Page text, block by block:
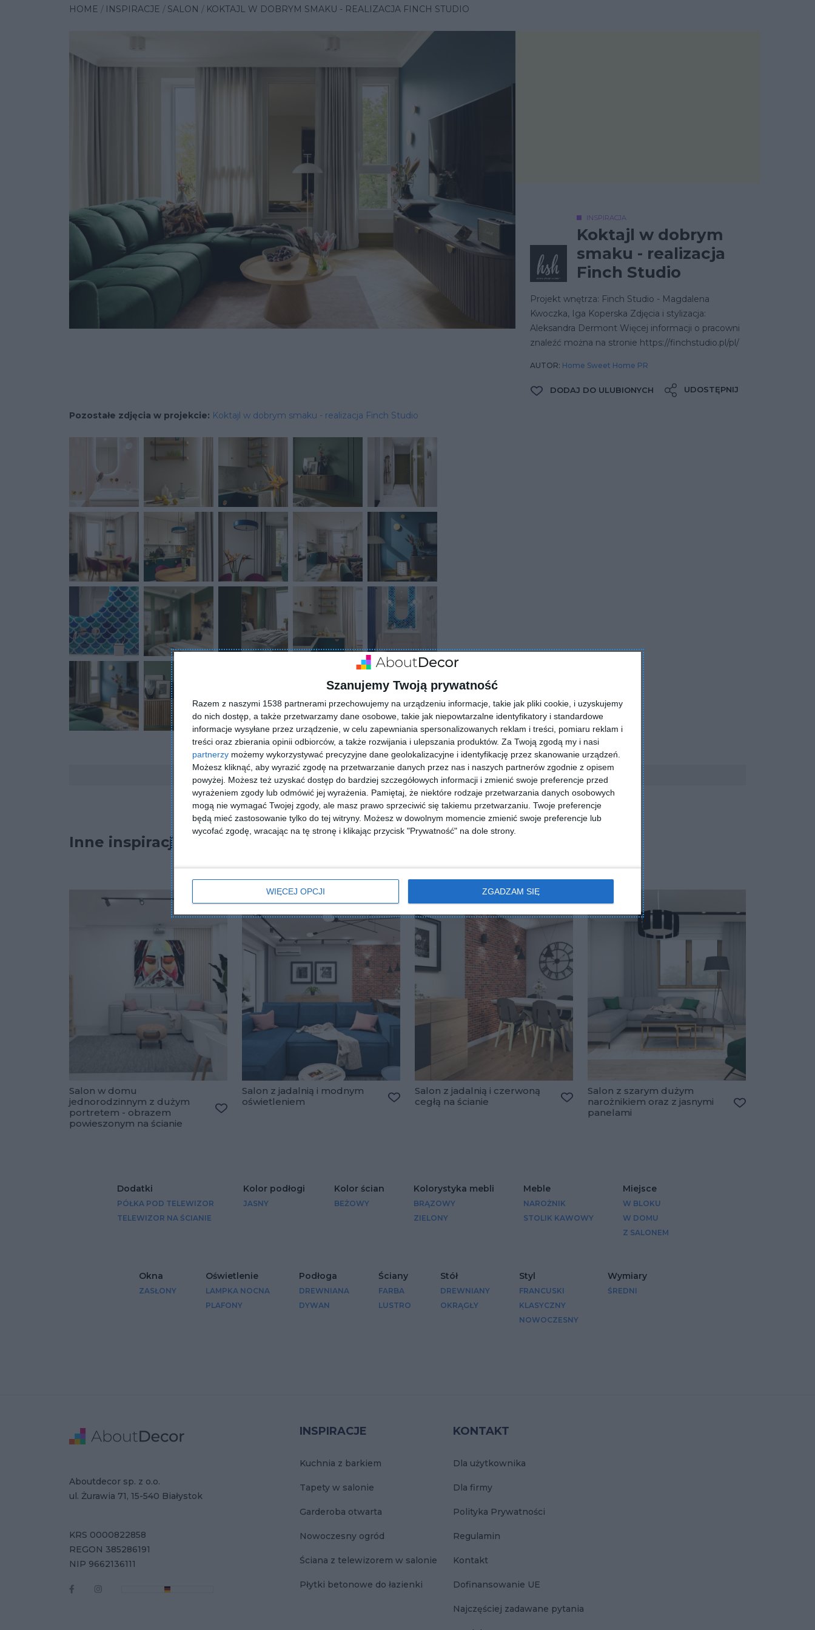
Szanujemy Twoją prywatność
Razem z naszymi 1538 partnerami przechowujemy na urządzeniu informacje, takie jak pliki cookie, i uzyskujemy
do nich dostęp, a także przetwarzamy dane osobowe, takie jak niepowtarzalne identyfikatory i standardowe
informacje wysyłane przez urządzenie, w celu zapewniania spersonalizowanych reklam i treści, pomiaru reklam i
treści oraz zbierania opinii odbiorców, a także rozwijania i ulepszania produktów. Za Twoją zgodą my i nasi
partnerzy możemy wykorzystywać precyzyjne dane geolokalizacyjne i identyfikację przez skanowanie urządzeń.
Możesz kliknąć, aby wyrazić zgodę na przetwarzanie danych przez nas i naszych partnerów zgodnie z opisem
powyżej. Możesz też uzyskać dostęp do bardziej szczegółowych informacji i zmienić swoje preferencje przed
wyrażeniem zgody lub odmówić jej wyrażenia.
Pamiętaj, że niektóre rodzaje przetwarzania danych osobowych
mogą nie wymagać Twojej zgody, ale masz prawo sprzeciwić się takiemu przetwarzaniu. Twoje preferencje
będą mieć zastosowanie tylko do tej witryny. Możesz w dowolnym momencie zmienić swoje preferencje lub
wycofać zgodę, wracając na tę stronę i klikając przycisk "Prywatność" na dole strony.
WIĘCEJ OPCJI ZGADZAM SIĘ
HOME INSPIRACJE SALON KOKTAJL W DOBRYM SMAKU - REALIZACJA FINCH STUDIO
INSPIRACJA
Koktajl w dobrym
smaku - realizacja
Finch Studio
Projekt wnętrza: Finch Studio - Magdalena
Kwoczka, Iga Koperska Zdjęcia i stylizacja:
Aleksandra Dermont Więcej informacji o pracowni
znaleźć można na stronie https://finchstudio.pl/pl/
AUTOR: Home Sweet Home PR
DODAJ DO ULUBIONYCH UDOSTĘPNIJ
Pozostałe zdjęcia w projekcie: Koktajl w dobrym smaku - realizacja Finch Studio
ZADAJ PYTANIE
Inne inspiracje
Salon w domu
jednorodzinnym z dużym
portretem - obrazem
powieszonym na ścianie
Salon z jadalnią i modnym
oświetleniem
Salon z jadalnią i czerwoną
cegłą na ścianie
Dodaj do ulubionych
Salon z szarym dużym
narożnikiem oraz z jasnymi
panelami
Dodatki
PÓŁKA POD TELEWIZOR
TELEWIZOR NA ŚCIANIE
Kolor podłogi
JASNY
Kolor ścian
BEŻOWY
Kolorystyka mebli
BRĄZOWY
ZIELONY
Meble
NAROŻNIK
STOLIK KAWOWY
Miejsce
W BLOKU
W DOMU
Z SALONEM
Okna
ZASŁONY
Oświetlenie
LAMPKA NOCNA
PLAFONY
Podłoga
DREWNIANA
DYWAN
Ściany
FARBA
LUSTRO
Stół
DREWNIANY
OKRĄGŁY
Styl
FRANCUSKI
KLASYCZNY
NOWOCZESNY
Wymiary
ŚREDNI
INSPIRACJE
Kuchnia z barkiem
Tapety w salonie
Garderoba otwarta
Nowoczesny ogród
Ściana z telewizorem w salonie
Płytki betonowe do łazienki
KONTAKT
Dla użytkownika
Dla firmy
Polityka Prywatności
Regulamin
Kontakt
Dofinansowanie UE
Najczęściej zadawane pytania
Adres
Aboutdecor sp. z o.o.
ul. Żurawia 71, 15-540 Białystok
Dane Firmy
KRS 0000822858
REGON 385286191
NIP 9662136111